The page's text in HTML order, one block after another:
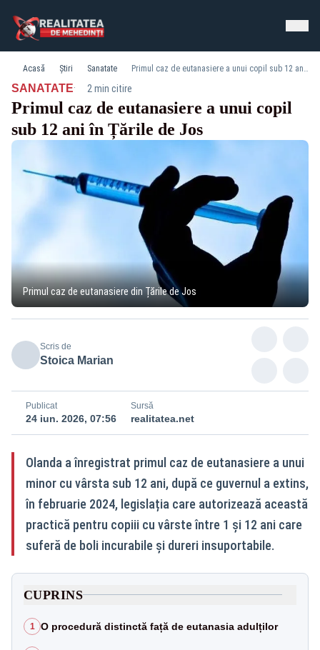
Acasă Știri Sanatate Primul caz de eutanasiere a unui copil sub 12 ani în Țările de Jos
SANATATE· 2 min citire
Primul caz de eutanasiere a unui copil
sub 12 ani în Țările de Jos
Primul caz de eutanasiere din Țările de Jos
Scris de
Stoica Marian
Publicat
24 iun. 2026, 07:56
Sursă
realitatea.net
Olanda a înregistrat primul caz de eutanasiere a unui
minor cu vârsta sub 12 ani, după ce guvernul a extins,
în februarie 2024, legislația care autorizează această
practică pentru copiii cu vârste între 1 și 12 ani care
suferă de boli incurabile și dureri insuportabile.
CUPRINS
1 O procedură distinctă față de eutanasia adulților